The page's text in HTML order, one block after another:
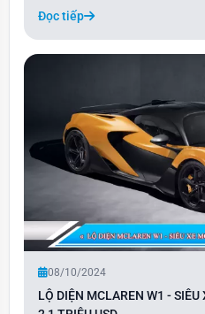
Pininfarina. Được mô tả là
Utility Vehicle), Model D kết
của SUV và MPV, nhưng thực
Đọc tiếp
08/10/2024
LỘ DIỆN MCLAREN W1 -